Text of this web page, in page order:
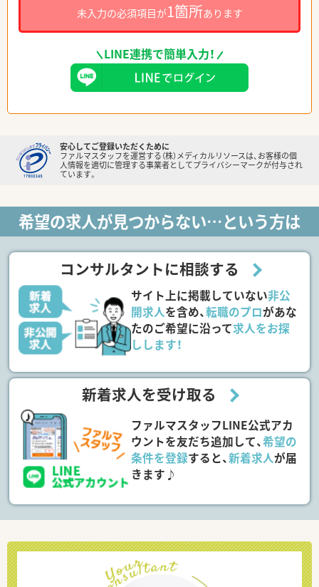
未入力の必須項目が1箇所あります
LINE連携で簡単入力！
安心してご登録いただくために
ファルマスタッフを運営する（株）メディカルリソースは、お客様の個
人情報を適切に管理する事業者としてプライバシーマークが付与され
ています。
希望の求人が見つからない…という方は
コンサルタントに相談する
サイト上に掲載していない非公
開求人を含め、転職のプロがあな
たのご希望に沿って求人をお探
しします！
新着求人を受け取る
ファルマスタッフLINE公式アカ
ウントを友だち追加して、希望の
条件を登録すると、新着求人が届
きます♪